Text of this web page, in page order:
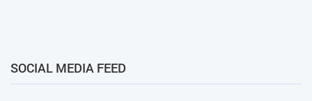
SOCIAL MEDIA FEED